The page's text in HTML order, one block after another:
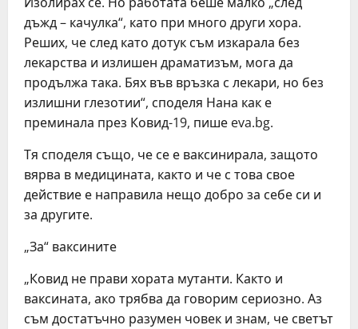
дъжд – качулка“, като при много други хора.
Реших, че след като дотук съм изкарала без
лекарства и излишен драматизъм, мога да
продължа така. Бях във връзка с лекари, но без
излишни глезотии“, споделя Нана как е
преминала през Ковид-19, пише eva.bg.
Тя споделя също, че се е ваксинирала, защото
вярва в медицината, както и че с това свое
действие е направила нещо добро за себе си и
за другите.
„За“ ваксините
„Ковид не прави хората мутанти. Както и
ваксината, ако трябва да говорим сериозно. Аз
съм достатъчно разумен човек и знам, че светът